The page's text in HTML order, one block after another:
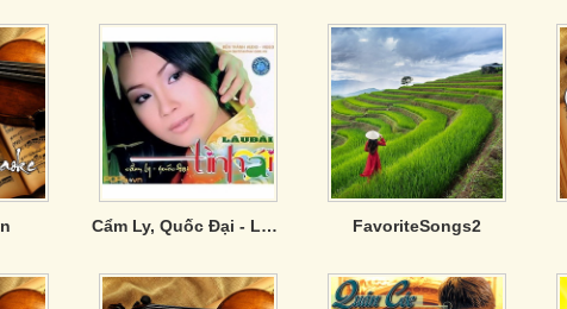
Cẩm Ly, Quốc Đại - Lâu Đài Tình Ái FavoriteSongs2